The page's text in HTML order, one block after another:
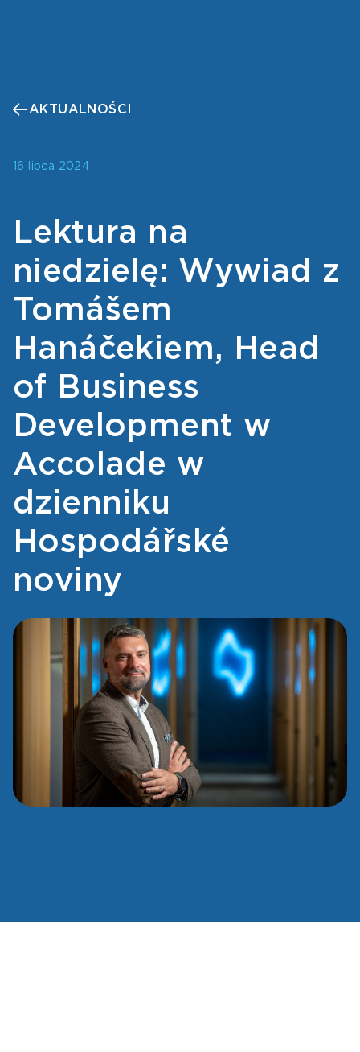
AKTUALNOŚCI
16 lipca 2024
Lektura na
niedzielę: Wywiad z
Tomášem
Hanáčekiem, Head
of Business
Development w
Accolade w
dzienniku
Hospodářské
noviny